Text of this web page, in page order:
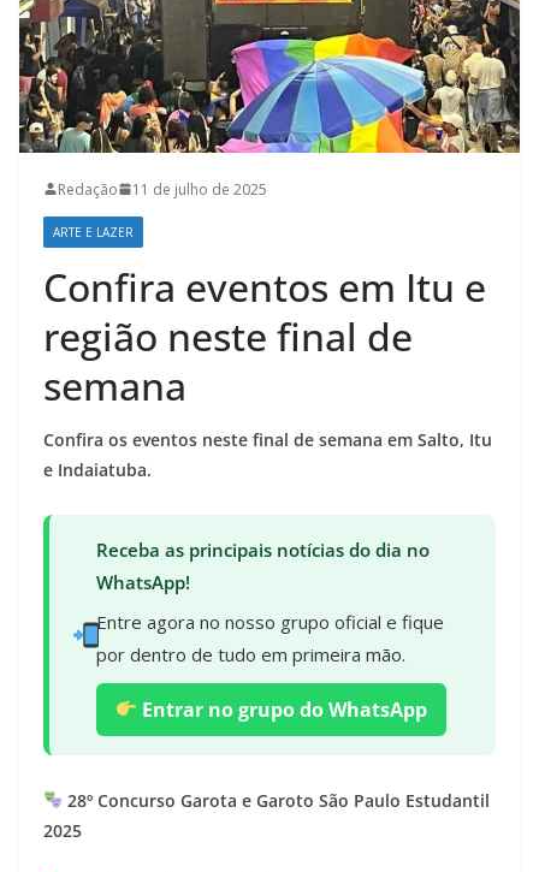
Redação 11 de julho de 2025
ARTE E LAZER
Confira eventos em Itu e
região neste final de
semana
Confira os eventos neste final de semana em Salto, Itu
e Indaiatuba.
Receba as principais notícias do dia no
WhatsApp!
Entre agora no nosso grupo oficial e fique
por dentro de tudo em primeira mão.
Entrar no grupo do WhatsApp
28º Concurso Garota e Garoto São Paulo Estudantil
2025